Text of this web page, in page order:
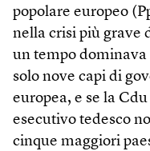
popolare europeo
nella crisi più grave
un tempo
solo nove capi di
europea, e se la
esecutivo tedesco
cinque maggiori